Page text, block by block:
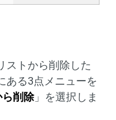
ストから削除した
ある3点メニューを
ら削除」を選択しま